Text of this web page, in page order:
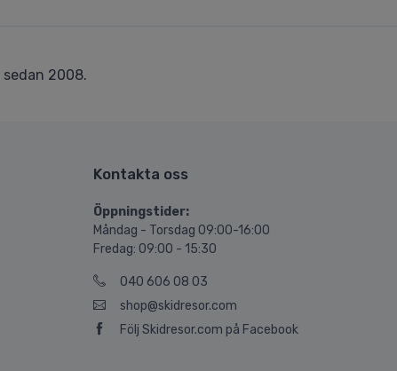
sedan 2008.
Kontakta oss
Öppningstider:
Måndag - Torsdag 09:00-16:00
Fredag: 09:00 - 15:30
040 606 08 03
shop@skidresor.com
Följ Skidresor.com på Facebook